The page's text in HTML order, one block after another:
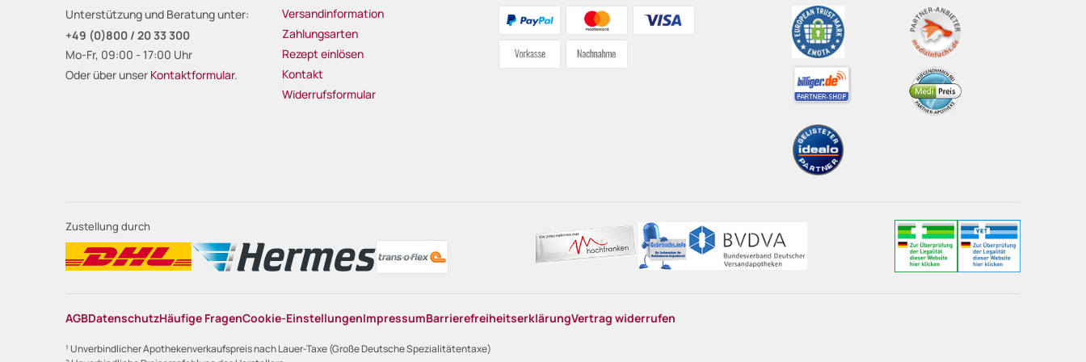
Unterstützung und Beratung unter:
+49 (0)800 / 20 33 300
Mo-Fr, 09:00 - 17:00 Uhr
Oder über unser Kontaktformular.
Versandinformation
Zahlungsarten
Rezept einlösen
Kontakt
Widerrufsformular
Zustellung durch
AGBDatenschutzHäufige FragenCookie-EinstellungenImpressumBarrierefreiheitserklärungVertrag widerrufen
¹ Unverbindlicher Apothekenverkaufspreis nach Lauer-Taxe (Große Deutsche Spezialitätentaxe)